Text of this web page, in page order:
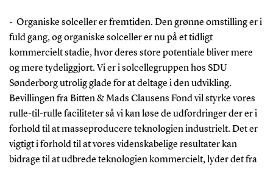
- Organiske solceller er fremtiden. Den grønne omstilling er i
fuld gang, og organiske solceller er nu på et tidligt
kommercielt stadie, hvor deres store potentiale bliver mere
og mere tydeliggjort. Vi er i solcellegruppen hos SDU
Sønderborg utrolig glade for at deltage i den udvikling.
Bevillingen fra Bitten & Mads Clausens Fond vil styrke vores
rulle-til-rulle faciliteter så vi kan løse de udfordringer der er i
forhold til at masseproducere teknologien industrielt. Det er
vigtigt i forhold til at vores videnskabelige resultater kan
bidrage til at udbrede teknologien kommercielt, lyder det fra